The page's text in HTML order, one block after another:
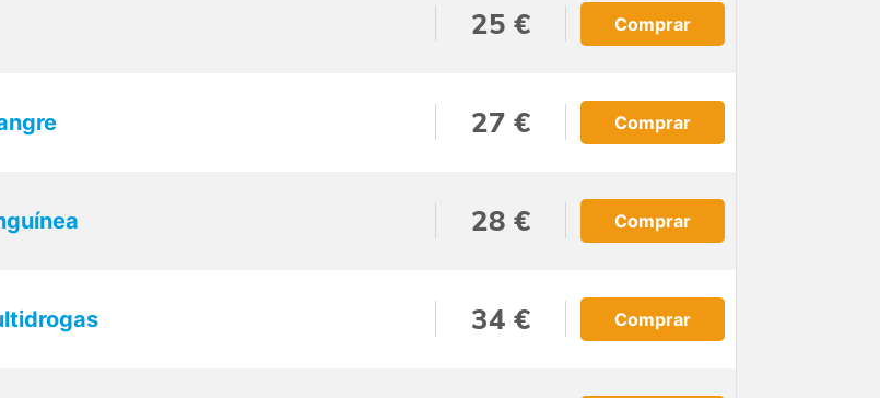
25 € Comprar
27 € Comprar
28 € Comprar
34 € Comprar